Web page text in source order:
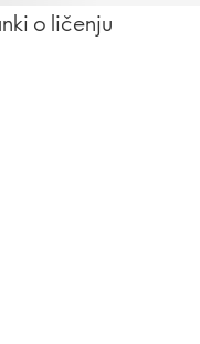
o ličenju